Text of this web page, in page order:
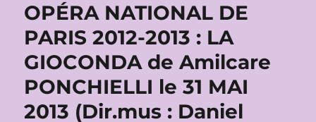
OPÉRA NATIONAL DE
PARIS 2012-2013 : LA
GIOCONDA de Amilcare
PONCHIELLI le 31 MAI
2013 (Dir.mus : Daniel